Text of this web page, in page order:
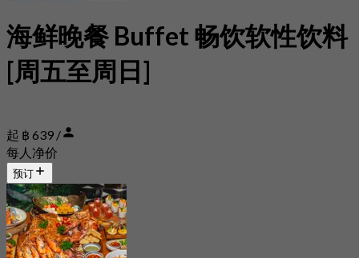
海鲜晚餐 Buffet 畅饮软性饮料
[周五至周日]
起 ฿ 639 /
每人净价
预订